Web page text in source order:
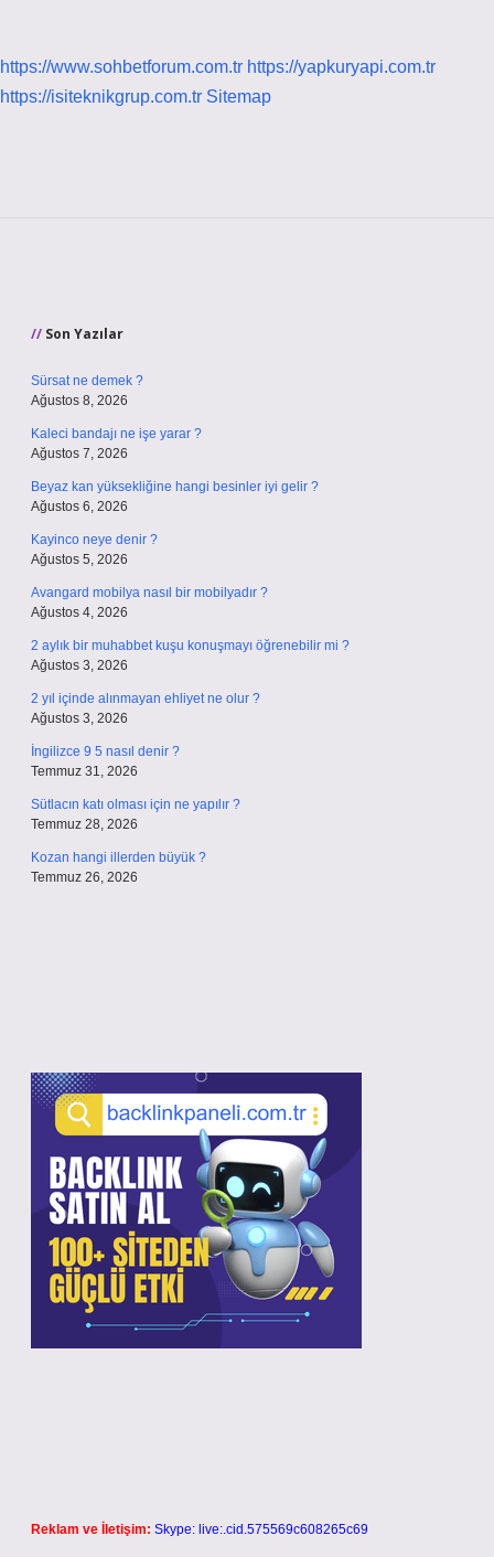
https://www.sohbetforum.com.tr https://yapkuryapi.com.tr
https://isiteknikgrup.com.tr Sitemap
Son Yazılar
Sürsat ne demek ?
Ağustos 8, 2026
Kaleci bandajı ne işe yarar ?
Ağustos 7, 2026
Beyaz kan yüksekliğine hangi besinler iyi gelir ?
Ağustos 6, 2026
Kayinco neye denir ?
Ağustos 5, 2026
Avangard mobilya nasıl bir mobilyadır ?
Ağustos 4, 2026
2 aylık bir muhabbet kuşu konuşmayı öğrenebilir mi ?
Ağustos 3, 2026
2 yıl içinde alınmayan ehliyet ne olur ?
Ağustos 3, 2026
İngilizce 9 5 nasıl denir ?
Temmuz 31, 2026
Sütlacın katı olması için ne yapılır ?
Temmuz 28, 2026
Kozan hangi illerden büyük ?
Temmuz 26, 2026
Reklam ve İletişim: Skype: live:.cid.575569c608265c69